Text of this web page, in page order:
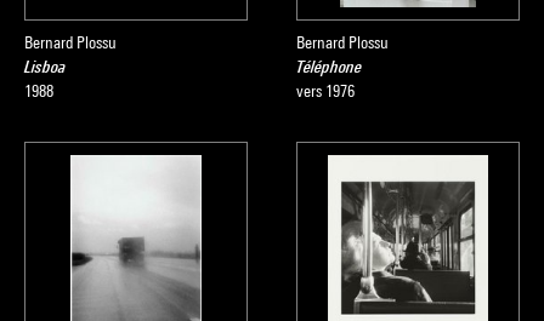
Bernard Plossu
Lisboa
1988
Bernard Plossu
Téléphone
vers 1976